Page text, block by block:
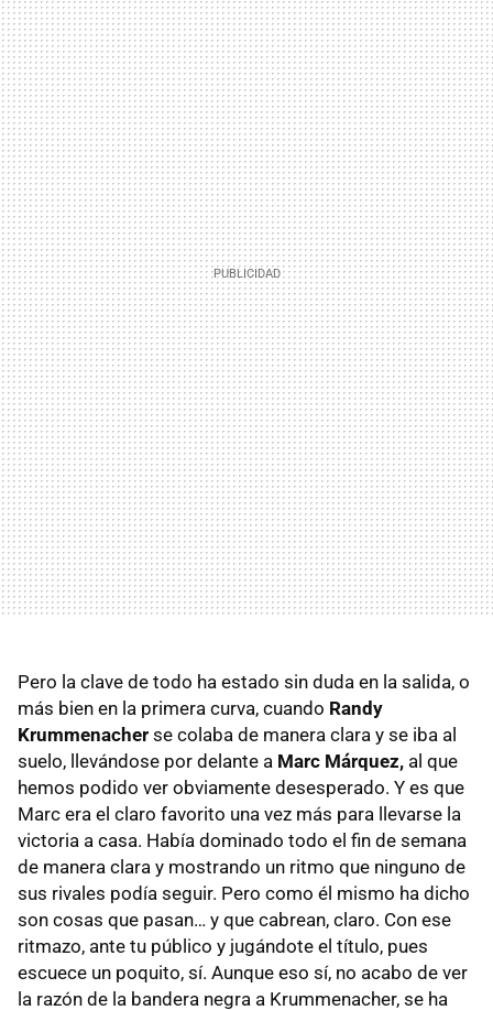
Pero la clave de todo ha estado sin duda en la salida, o
más bien en la primera curva, cuando Randy
Krummenacher se colaba de manera clara y se iba al
suelo, llevándose por delante a Marc Márquez, al que
hemos podido ver obviamente desesperado. Y es que
Marc era el claro favorito una vez más para llevarse la
victoria a casa. Había dominado todo el fin de semana
de manera clara y mostrando un ritmo que ninguno de
sus rivales podía seguir. Pero como él mismo ha dicho
son cosas que pasan… y que cabrean, claro. Con ese
ritmazo, ante tu público y jugándote el título, pues
escuece un poquito, sí. Aunque eso sí, no acabo de ver
la razón de la bandera negra a Krummenacher, se ha